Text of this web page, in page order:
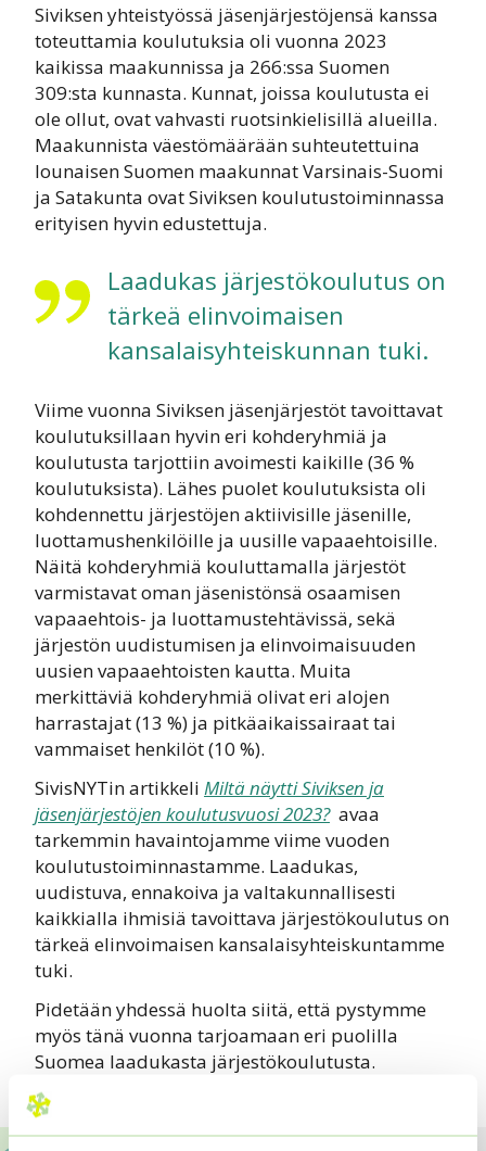
Siviksen yhteistyössä jäsenjärjestöjensä kanssa
toteuttamia koulutuksia oli vuonna 2023
kaikissa maakunnissa ja 266:ssa Suomen
309:sta kunnasta. Kunnat, joissa koulutusta ei
ole ollut, ovat vahvasti ruotsinkielisillä alueilla.
Maakunnista väestömäärään suhteutettuina
lounaisen Suomen maakunnat Varsinais-Suomi
ja Satakunta ovat Siviksen koulutustoiminnassa
erityisen hyvin edustettuja.
Laadukas järjestökoulutus on
tärkeä elinvoimaisen
kansalaisyhteiskunnan tuki.
Viime vuonna Siviksen jäsenjärjestöt tavoittavat
koulutuksillaan hyvin eri kohderyhmiä ja
koulutusta tarjottiin avoimesti kaikille (36 %
koulutuksista). Lähes puolet koulutuksista oli
kohdennettu järjestöjen aktiivisille jäsenille,
luottamushenkilöille ja uusille vapaaehtoisille.
Näitä kohderyhmiä kouluttamalla järjestöt
varmistavat oman jäsenistönsä osaamisen
vapaaehtois- ja luottamustehtävissä, sekä
järjestön uudistumisen ja elinvoimaisuuden
uusien vapaaehtoisten kautta. Muita
merkittäviä kohderyhmiä olivat eri alojen
harrastajat (13 %) ja pitkäaikaissairaat tai
vammaiset henkilöt (10 %).
SivisNYTin artikkeli Miltä näytti Siviksen ja
jäsenjärjestöjen koulutusvuosi 2023? avaa
tarkemmin havaintojamme viime vuoden
koulutustoiminnastamme. Laadukas,
uudistuva, ennakoiva ja valtakunnallisesti
kaikkialla ihmisiä tavoittava järjestökoulutus on
tärkeä elinvoimaisen kansalaisyhteiskuntamme
tuki.
Pidetään yhdessä huolta siitä, että pystymme
myös tänä vuonna tarjoamaan eri puolilla
Suomea laadukasta järjestökoulutusta.